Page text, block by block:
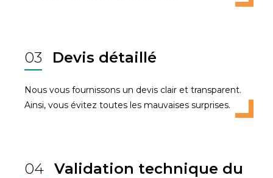
03 Devis détaillé
Nous vous fournissons un devis clair et transparent.
Ainsi, vous évitez toutes les mauvaises surprises.
04 Validation technique du